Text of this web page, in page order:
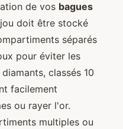
de vos bagues
doit être stocké
séparés
pour éviter les
classés 10
facilement
ou rayer l'or.
multiples ou